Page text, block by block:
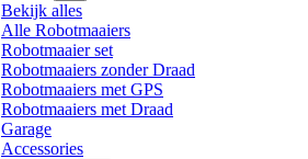
Bekijk alles
Alle Robotmaaiers
Robotmaaier set
Robotmaaiers zonder Draad
Robotmaaiers met GPS
Robotmaaiers met Draad
Garage
Accessories